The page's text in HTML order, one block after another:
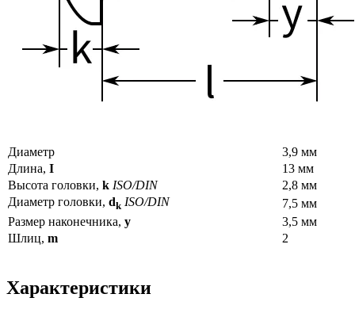
Диаметр
3,9 мм
Длина, I
13 мм
Высота головки, k ISO/DIN
2,8 мм
Диаметр головки, dk ISO/DIN
7,5 мм
Размер наконечника, y
3,5 мм
Шлиц, m 2
Характеристики